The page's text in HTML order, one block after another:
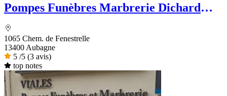
Pompes Funèbres Marbrerie Dichard
1065 Chem. de Fenestrelle
13400 Aubagne
5 /5 (3 avis)
top notes